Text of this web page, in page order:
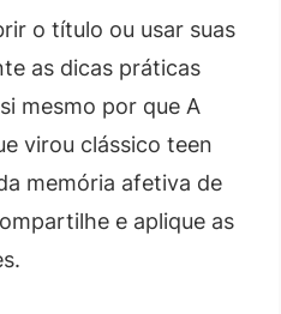
o título ou usar suas
as dicas práticas
mesmo por que A
virou clássico teen
memória afetiva de
e aplique as